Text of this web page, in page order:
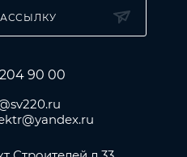
90 00